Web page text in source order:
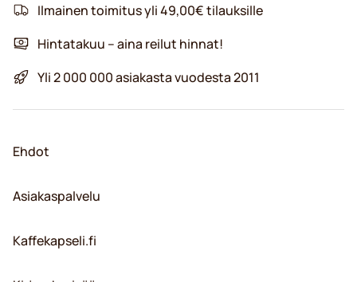
Ilmainen toimitus yli 49,00€ tilauksille
Hintatakuu – aina reilut hinnat!
Yli 2 000 000 asiakasta vuodesta 2011
Ehdot
Asiakaspalvelu
Kaffekapseli.fi